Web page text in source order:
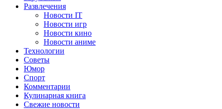
Развлечения
Новости IT
Новости игр
Новости кино
Новости аниме
Технологии
Советы
Юмор
Спорт
Комментарии
Кулинарная книга
Свежие новости